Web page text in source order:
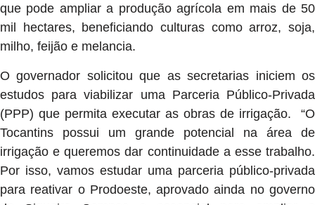
que pode ampliar a produção agrícola em mais de 50
mil hectares, beneficiando culturas como arroz, soja,
milho, feijão e melancia.
O governador solicitou que as secretarias iniciem os
estudos para viabilizar uma Parceria Público-Privada
(PPP) que permita executar as obras de irrigação. “O
Tocantins possui um grande potencial na área de
irrigação e queremos dar continuidade a esse trabalho.
Por isso, vamos estudar uma parceria público-privada
para reativar o Prodoeste, aprovado ainda no governo